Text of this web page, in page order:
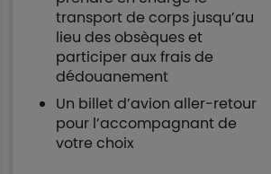
transport de corps jusqu’au
lieu des obsèques et
participer aux frais de
dédouanement
Un billet d’avion aller-retour
pour l’accompagnant de
votre choix